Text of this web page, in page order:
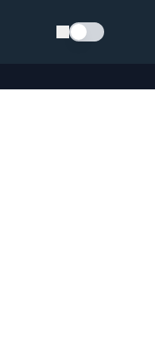
Schimba tema